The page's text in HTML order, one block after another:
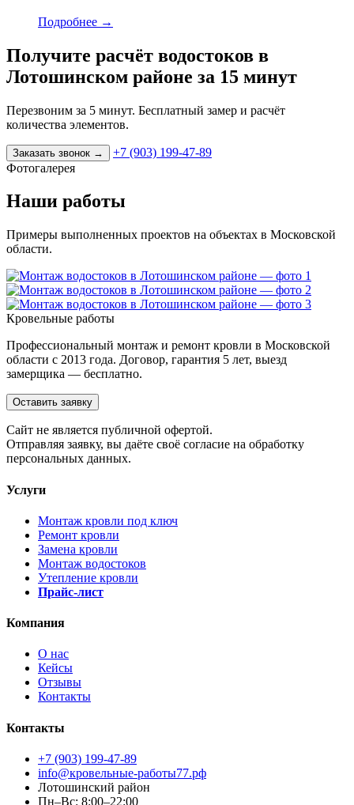
Подробнее →
Получите расчёт водостоков в
Лотошинском районе за 15 минут
Перезвоним за 5 минут. Бесплатный замер и расчёт
количества элементов.
Заказать звонок →
+7 (903) 199-47-89
Фотогалерея
Наши работы
Примеры выполненных проектов на объектах в Московской
области.
Кровельные работы
Профессиональный монтаж и ремонт кровли в Московской
области с 2013 года. Договор, гарантия 5 лет, выезд
замерщика — бесплатно.
Оставить заявку
Cайт не является публичной офертой.
Отправляя заявку, вы даёте своё согласие на обработку
персональных данных.
Услуги
Монтаж кровли под ключ
Ремонт кровли
Замена кровли
Монтаж водостоков
Утепление кровли
Прайс-лист
Компания
О нас
Кейсы
Отзывы
Контакты
Контакты
+7 (903) 199-47-89
info@кровельные-работы77.рф
Лотошинский район
Пн–Вс: 8:00–22:00